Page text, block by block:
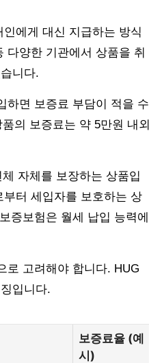
에게 대신 지급하는 방식
다양한 기관에서 상품을 취
니다.
하면 보증료 부담이 적을 수
의 보증료는 약 5만원 내외
자체를 보장하는 상품입
터 세입자를 보호하는 상
증보험은 월세 납입 능력에
로 고려해야 합니다. HUG
입니다.
보증료율 (예
시)